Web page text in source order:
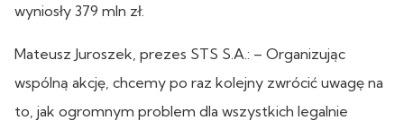
wyniosły 379 mln zł.
Mateusz Juroszek, prezes STS S.A.: – Organizując
wspólną akcję, chcemy po raz kolejny zwrócić uwagę na
to, jak ogromnym problem dla wszystkich legalnie